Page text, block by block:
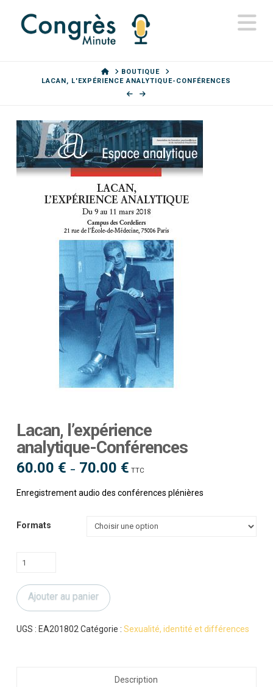
HOMEBOUTIQUE
LACAN, L'EXPÉRIENCE ANALYTIQUE-CONFÉRENCES
Lacan, l’expérience
analytique-Conférences
60.00 € – 70.00 €Plage
de
60.00 €
à
TTC
Enregistrement audio des conférences plénières
Formats
quantité
Lacan,
l'expérience
analytique-
Conférences
Ajouter au panier
UGS : EA201802 Catégorie : Sexualité, identité et différences
Description